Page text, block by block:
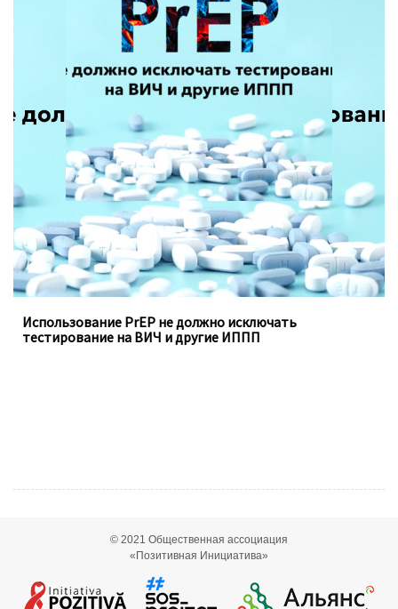
Доконтактная профилактика, которую можно
принимать перорально ежедневно, не устраняет
необходимость регулярного тестирования на
инфекции, передающиеся половым путём.
Использование PrEP не должно исключать
тестирование на ВИЧ и другие ИППП
© 2021 Общественная ассоциация
«Позитивная Инициатива»